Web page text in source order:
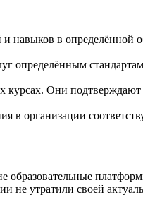
навыков в определённой
определённым
курсах. Они
в организации
образовательные
утратили своей